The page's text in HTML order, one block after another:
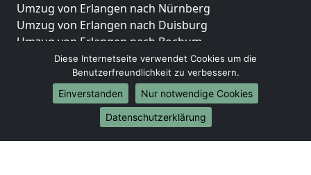
Umzug von Erlangen nach Nürnberg
Umzug von Erlangen nach Duisburg
Umzug von Erlangen nach Bochum
Umzug von Erlangen nach Wuppertal
Umzug von Erlangen nach Bielefeld
Umzug von Erlangen nach Bonn
Umzug von Erlangen nach Münster
Diese Internetseite verwendet Cookies um die
Benutzerfreundlichkeit zu verbessern.
Einverstanden
Nur notwendige Cookies
Datenschutzerklärung